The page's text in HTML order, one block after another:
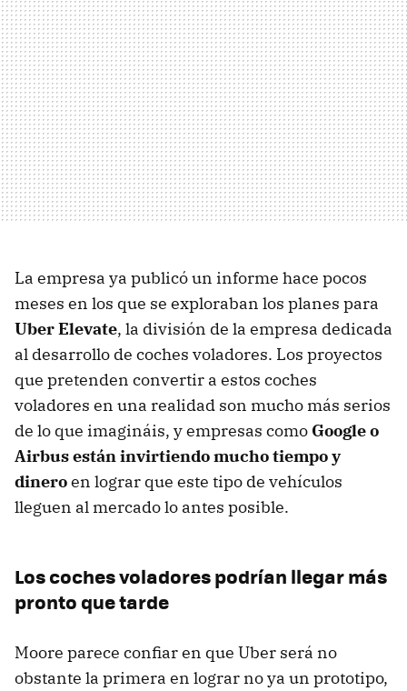
La empresa ya publicó un informe hace pocos
meses en los que se exploraban los planes para
Uber Elevate, la división de la empresa dedicada
al desarrollo de coches voladores. Los proyectos
que pretenden convertir a estos coches
voladores en una realidad son mucho más serios
de lo que imagináis, y empresas como Google o
Airbus están invirtiendo mucho tiempo y
dineroen lograr que este tipo de vehículos
lleguen al mercado lo antes posible.
Los coches voladores podrían llegar más
pronto que tarde
Moore parece confiar en que Uber será no
obstante la primera en lograr no ya un prototipo,